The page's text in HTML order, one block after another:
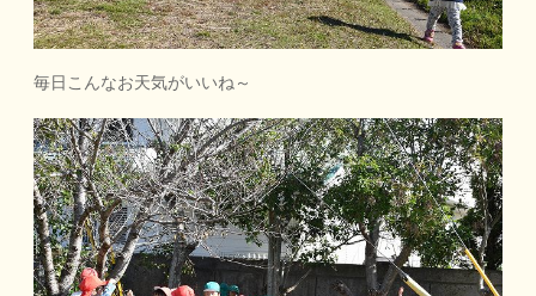
毎日こんなお天気がいいね～